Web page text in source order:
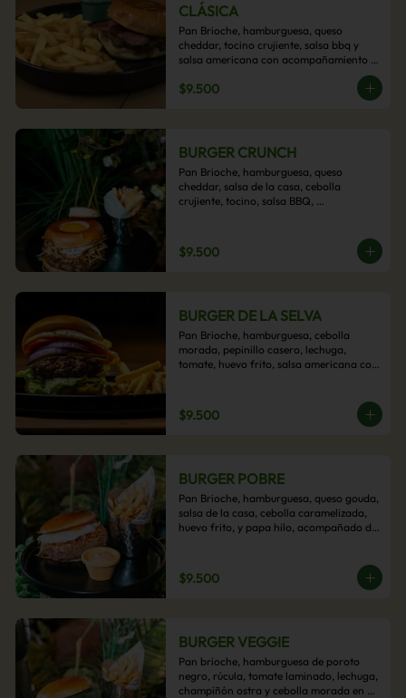
CLÁSICA
Pan Brioche, hamburguesa, queso
cheddar, tocino crujiente, salsa bbq y
salsa americana con acompañamiento
$9.500
BURGER CRUNCH
Pan Brioche, hamburguesa, queso
cheddar, salsa de la casa, cebolla
crujiente, tocino, salsa BBQ,
$9.500
BURGER DE LA SELVA
Pan Brioche, hamburguesa, cebolla
morada, pepinillo casero, lechuga,
tomate, huevo frito, salsa americana con
$9.500
BURGER POBRE
Pan Brioche, hamburguesa, queso gouda,
salsa de la casa, cebolla caramelizada,
huevo frito, y papa hilo, acompañado de
$9.500
BURGER VEGGIE
Pan brioche, hamburguesa de poroto
negro, rúcula, tomate laminado, lechuga,
champiñón ostra y cebolla morada en